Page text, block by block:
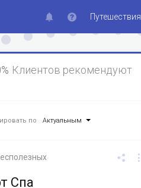
Путешествия
Клиентов рекомендуют
по Актуальным
Спа